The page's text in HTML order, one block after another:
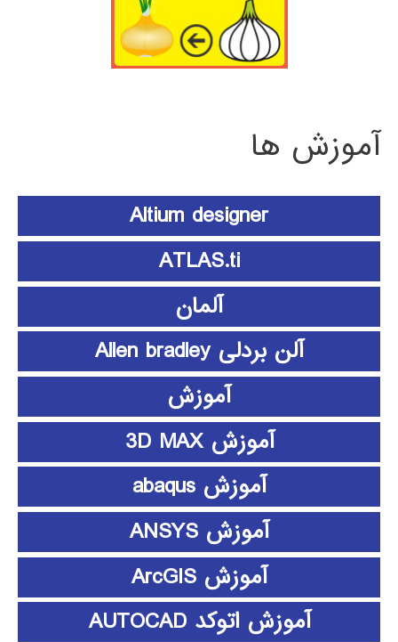
آموزش ها
Altium designer
ATLAS.ti
آلمان
آلن بردلی Allen bradley
آموزش
آموزش 3D MAX
آموزش abaqus
آموزش ANSYS
آموزش ArcGIS
آموزش اتوکد AUTOCAD